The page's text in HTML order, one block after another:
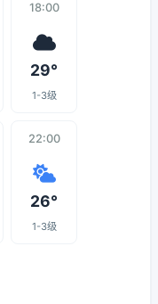
18:00
29°
1-3级
22:00
26°
1-3级